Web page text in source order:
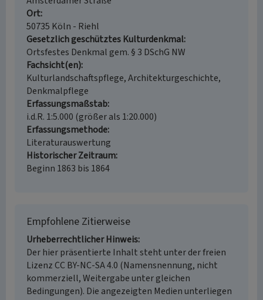
Ort
50735 Köln - Riehl
Gesetzlich geschütztes Kulturdenkmal
Ortsfestes Denkmal gem. § 3 DSchG NW
Fachsicht(en)
Kulturlandschaftspflege, Architekturgeschichte,
Denkmalpflege
Erfassungsmaßstab
i.d.R. 1:5.000 (größer als 1:20.000)
Erfassungsmethode
Literaturauswertung
Historischer Zeitraum
Beginn 1863 bis 1864
Empfohlene Zitierweise
Urheberrechtlicher Hinweis
Der hier präsentierte Inhalt steht unter der freien
Lizenz CC BY-NC-SA 4.0 (Namensnennung, nicht
kommerziell, Weitergabe unter gleichen
Bedingungen). Die angezeigten Medien unterliegen